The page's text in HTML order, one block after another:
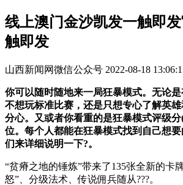
线上澳门金沙凯发一触即
触即发
山西新闻网微信公众号 2022-08-18
你可以随时随地来一局狂暴模式。无论
不想玩标准比赛，还是只想专心了解英
分心。又或者你看重的是狂暴模式评级
位。每个人都能在狂暴模式找到自己想
们来详细说明一下?。
“贫瘠之地的锤炼”带来了135张全新的卡
怒”、分级法术、传说佣兵随从???。